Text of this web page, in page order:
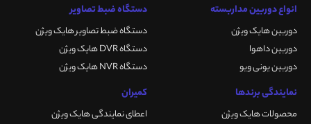
انواع دوربین مداربسته
دوربین هایک ویژن
دوربین داهوا
دوربین یونی ویو
دستگاه ضبط تصاویر
دستگاه ضبط تصاویر هایک ویژن
دستگاه DVR هایک ویژن
دستگاه NVR هایک ویژن
نمایندگی برندها
محصولات هایک ویژن
کمیران
اعطای نمایندگی هایک ویژن